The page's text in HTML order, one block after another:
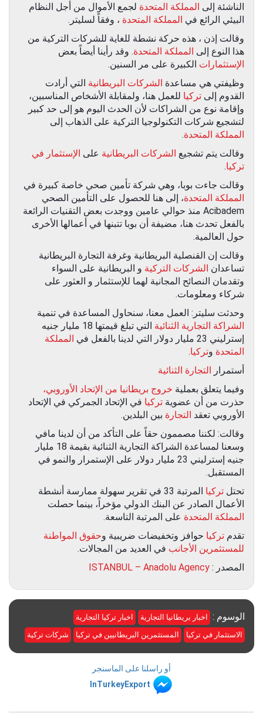
الناشئة إلى المملكة المتحدة لجمع الأموال من أجل النظام
البيئي الرائع في المملكة المتحدة ، وفقاً لسليتر.
وقالت إذن ، هذه حركة نشطة للغاية للشركات التركية من
هذا النوع إلى المملكة المتحدة. وقد رأينا أيضاً بعض
الإستثمارات الكبيرة على مر السنين.
وظيفتي هي مساعدة الشركات البريطانية التي أرادت
القدوم إلى تركيا للعمل هنا، ولمقابلة الأشخاص المناسبين،
وإقامة نوع من الشراكات لأن الحدث اليوم هو إلى حد كبير
لتشجيع شركات التكنولوجيا التركية على الذهاب إلى
المملكة المتحدة.
وقالت يتم تشجيع الشركات البريطانية على الإستثمار في
تركيا.
وقالت جاءت بوبا، وهي شركة تأمين صحي خاصة كبيرة في
المملكة المتحدة، إلى هنا للحصول على التأمين الصحي
Acibadem منذ حوالي عامين ووجدت بعض التقنيات الرائعة
بالفعل تحدث هنا، مضيفة أن بوبا تتبنها في أعمالها الأخرى
حول العالمية.
وقالت إن القنصلية البريطانية وغرفة التجارة البريطانية
تساعدان الشركات التركية و البريطانية على السواء
وتقدمان النصائح المجانية لهما للإستثمار و العثور على
شركاء ومعلومات.
وحدثت سليتر: العمل معنا، سنحاول المساعدة في تنمية
الشراكة التجارية الثنائية
التي تبلغ قيمتها 18 مليار جنيه
إسترليني 23 مليار دولار التي لدينا بالفعل في
المملكة
المتحدة وتركيا.
أستمرار التجارة الثنائية
وفيما يتعلق بعملية خروج بريطانيا من الإتحاد الأوروبي،
حذرت من أن عضوية تركيا في الإتحاد الجمركي في الإتحاد
الأوروبي تعقد التجارة بين البلدين.
وقالت: لكننا مصممون حقاً على التأكد من أن لدينا مافي
وسعنا لمساعدة الشراكة التجارية الثنائية بقيمة 18 مليار
جنيه إسترليني 23 مليار دولار على الإستمرار والنمو في
المستقبل.
تحتل تركيا
المرتبة 33 في تقرير سهولة ممارسة أنشطة
الأعمال الصادر عن البنك الدولي مؤخراً، بينما حصلت
المملكة المتحدة على المرتبة التاسعة.
تقدم تركيا حوافز وتخفيضات ضريبية وحقوق المواطنة
للمستثمرين الأجانب في العديد من المجالات.
المصدر : ISTANBUL – Anadolu Agency
الوسوم : اخبار بريطانيا التجارية
اخبار تركيا التجارية
الاستثمار في تركيا
المستثمرين البريطانيين في تركيا شركات تركية
أو راسلنا على الماسنجر
InTurkeyExport